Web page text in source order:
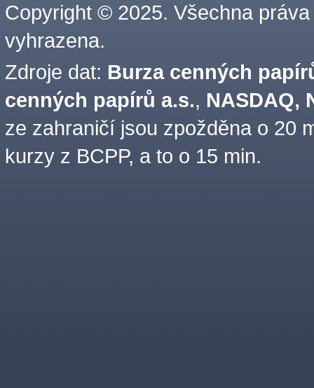
Copyright © 2025. Všechna práva
vyhrazena.
Zdroje dat: Burza cenných
cenných papírů a.s., NASDAQ,
ze zahraničí jsou zpožděna o 20
kurzy z BCPP, a to o 15 min.